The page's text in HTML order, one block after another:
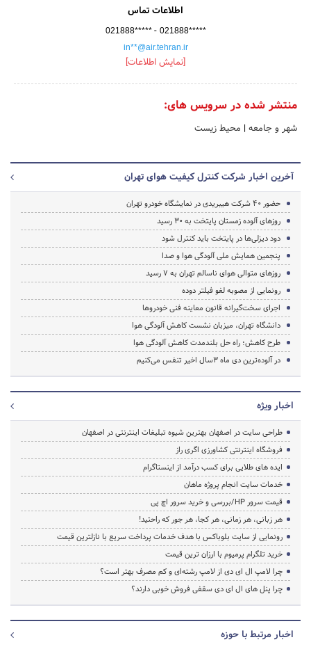
اطلاعات تماس
021888***** - 021888*****
in**@air.tehran.ir
[نمایش اطلاعات]
منتشر شده در سرویس های:
شهر و جامعه | محیط زیست
آخرین اخبار شرکت کنترل کیفیت هوای تهران
حضور 40 شرکت هیبریدی در نمایشگاه خودرو تهران
روزهای آلوده زمستان پایتخت به 30 رسید
دود دیزلی‌ها در پایتخت باید کنترل شود
پنجمین همایش ملی آلودگی هوا و صدا
روزهای متوالی هوای ناسالم تهران به 7 رسید
رونمایی از مصوبه لغو فیلتر دوده
اجرای سخت‌گیرانه قانون معاینه فنی خودروها
دانشگاه تهران، میزبان نشست کاهش آلودگی هوا
طرح کاهش؛ ‌راه حل بلندمدت کاهش آلودگی هوا
در آلوده‌ترین دی ماه 3سال اخیر تنفس می‌کنیم
اخبار ویژه
طراحی سایت در اصفهان بهترین شیوه تبلیغات اینترنتی در اصفهان
فروشگاه اینترنتی کشاورزی اگری راز
ایده های طلایی برای کسب درآمد از اینستاگرام
خدمات سایت انجام پروژه ماهان
قیمت سرور HP/بررسی و خرید سرور اچ پی
هر زبانی، هر زمانی، هر کجا، هر جور که راحتید!
رونمایی از سایت بلوباکس با هدف خدمات پرداخت سریع با نازلترین قیمت
خرید تلگرام پرمیوم با ارزان ترین قیمت
چرا لامپ ال ای دی از لامپ رشته‌ای و کم مصرف بهتر است؟
چرا پنل های ال ای دی سقفی فروش خوبی دارند؟
اخبار مرتبط با حوزه